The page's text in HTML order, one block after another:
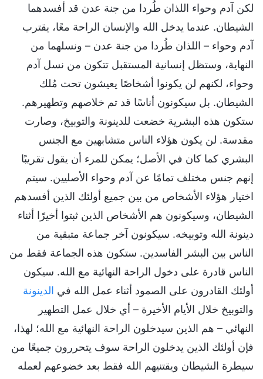
لكن آدم وحواء اللذان طُردا من جنة عدن قد أفسدهما
الشيطان. عندما يدخل الله والإنسان الراحة معًا، يقترب
آدم وحواء – اللذان طُردا من جنة عدن – ونسلهما من
النهاية، وستظل إنسانية المستقبل تتكون من نسل آدم
وحواء، لكنهم لن يكونوا أشخاصًا يعيشون تحت مُلك
الشيطان. بل سيكونون أناسًا قد تم خلاصهم وتطهيرهم.
ستكون هذه البشرية خضعت للدينونة والتوبيخ، وصارت
مقدسة. لن يكون هؤلاء الناس متشابهين مع الجنس
البشري كما كان في الأصل؛ يمكن للمرء أن يقول تقريبًا
إنهم جنس مختلف تمامًا عن آدم وحواء الأصليين. سيتم
اختيار هؤلاء الأشخاص من بين جميع أولئك الذين أفسدهم
الشيطان، وسيكونون هم الأشخاص الذين ثبتوا أخيرًا أثناء
دينونة الله وتوبيخه. سيكونون آخر جماعة متبقية من
الناس بين البشر الفاسدين. ستكون هذه الجماعة فقط من
الناس قادرة على دخول الراحة النهائية مع الله. سيكون
أولئك القادرون على الصمود أثناء عمل الله في الدينونة
والتوبيخ خلال الأيام الأخيرة – أي خلال عمل التطهير
النهائي – هم الذين سيدخلون الراحة النهائية مع الله؛ لهذا،
فإن أولئك الذين يدخلون الراحة سوف يتحررون جميعًا من
سيطرة الشيطان ويقتنيهم الله فقط بعد خضوعهم لعمله